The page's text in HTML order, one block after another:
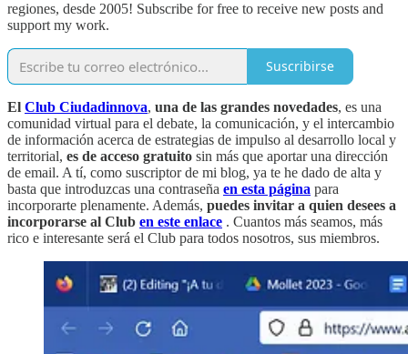
regiones, desde 2005! Subscribe for free to receive new posts and
support my work.
Suscribirse
El Club Ciudadinnova, una de las grandes novedades, es una
comunidad virtual para el debate, la comunicación, y el intercambio
de información acerca de estrategias de impulso al desarrollo local y
territorial, es de acceso gratuito sin más que aportar una dirección
de email. A tí, como suscriptor de mi blog, ya te he dado de alta y
basta que introduzcas una contraseña en esta página para
incorporarte plenamente. Además, puedes invitar a quien desees a
incorporarse al Club en este enlace . Cuantos más seamos, más
rico e interesante será el Club para todos nosotros, sus miembros.